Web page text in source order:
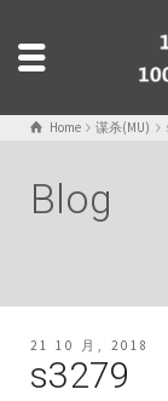
Home 谋杀(MU)
Blog
21 10 月, 2018
s3279